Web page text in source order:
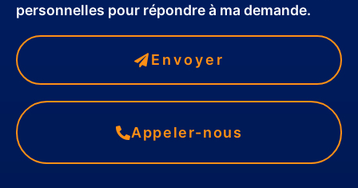
personnelles pour répondre à ma demande.
Envoyer
Appeler-nous